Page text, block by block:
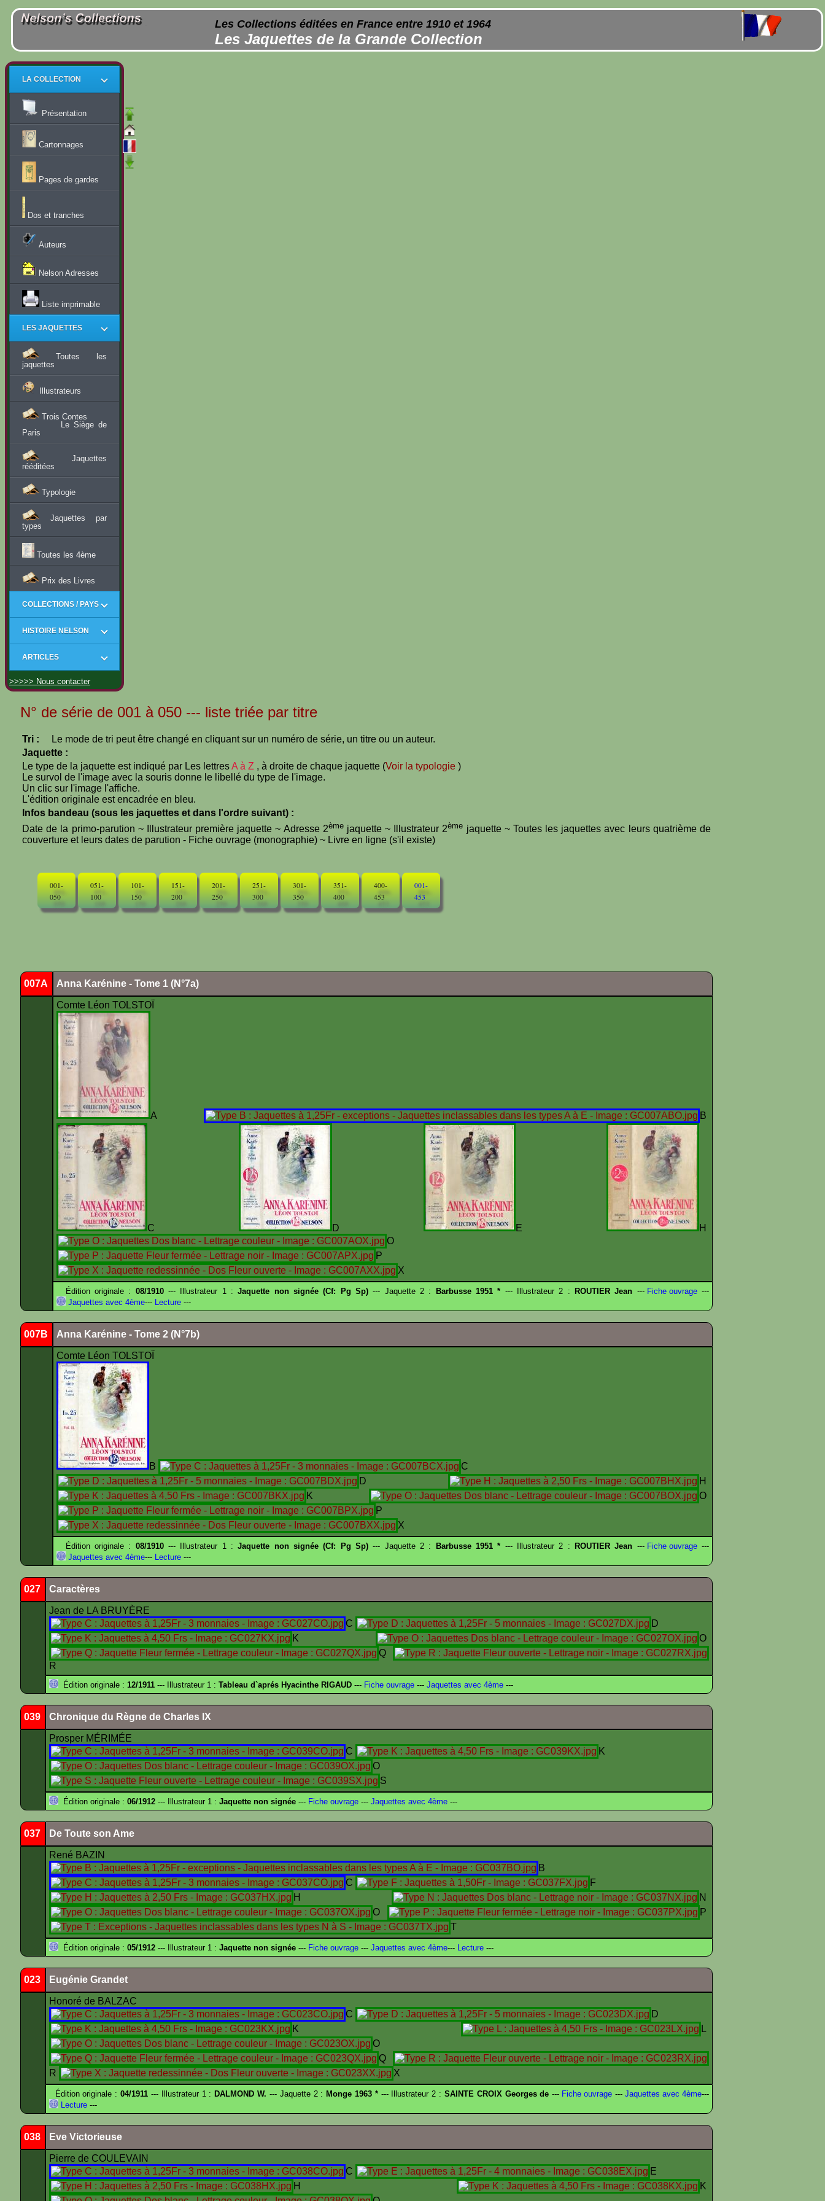
Les Collections éditées en France entre 1910 et 1964
Les Jaquettes de la Grande Collection
LA COLLECTION
Présentation
Cartonnages
Pages de gardes
Dos et tranches
Auteurs
Nelson Adresses
Liste imprimable
LES JAQUETTES
Toutes les
jaquettes
Illustrateurs
Trois Contes
Le Siège de
Paris
Jaquettes
rééditées
Typologie
Jaquettes par
types
Toutes les 4ème
Prix des Livres
COLLECTIONS / PAYS
HISTOIRE NELSON
ARTICLES
>>>>> Nous contacter
N° de série de 001 à 050 --- liste triée par titre
Tri :
Le mode de tri peut être changé en cliquant sur un numéro de série, un titre ou un auteur.
Jaquette :
Le type de la jaquette est indiqué par Les lettresA à Z , à droite de chaque jaquette (Voir la typologie )
Le survol de l'image avec la souris donne le libellé du type de l'image.
Un clic sur l'image l'affiche.
L'édition originale est encadrée en bleu.
Infos bandeau (sous les jaquettes et dans l'ordre suivant) :
Date de la primo-parution ~ Illustrateur première jaquette ~ Adresse 2èmejaquette ~ Illustrateur 2ème jaquette ~ Toutes les jaquettes avec leurs quatrième de
couverture et leurs dates de parution - Fiche ouvrage (monographie) ~ Livre en ligne (s'il existe)
001-
050
051-
100
101-
150
151-
200
201-
250
251-
300
301-
350
351-
400
400-
453
001-
453
007A Anna Karénine - Tome 1 (N°7a)
Comte Léon TOLSTOÏ
A B
C D E
H
O
P
X
Édition originale : 08/1910--- Illustrateur 1 :Jaquette non signée (Cf: Pg Sp) --- Jaquette 2 : Barbusse 1951 * --- Illustrateur 2 : ROUTIER Jean ---Fiche ouvrage---
Jaquettes avec 4ème--- Lecture ---
007B Anna Karénine - Tome 2 (N°7b)
Comte Léon TOLSTOÏ
B
C
D
H
K
O
P
X
Édition originale : 08/1910--- Illustrateur 1 :Jaquette non signée (Cf: Pg Sp) --- Jaquette 2 : Barbusse 1951 * --- Illustrateur 2 : ROUTIER Jean ---Fiche ouvrage---
Jaquettes avec 4ème--- Lecture ---
027 Caractères
Jean de LA BRUYÈRE
C
D
K
O
Q
R
Édition originale : 12/1911 --- Illustrateur 1 : Tableau d`aprés Hyacinthe RIGAUD --- Fiche ouvrage --- Jaquettes avec 4ème ---
039 Chronique du Règne de Charles IX
Prosper MÉRIMÉE
C
K
O
S
Édition originale : 06/1912 --- Illustrateur 1 : Jaquette non signée --- Fiche ouvrage --- Jaquettes avec 4ème ---
037 De Toute son Ame
René BAZIN
B
C
F
H
N
O
P
T
Édition originale : 05/1912 --- Illustrateur 1 : Jaquette non signée --- Fiche ouvrage --- Jaquettes avec 4ème--- Lecture ---
023 Eugénie Grandet
Honoré de BALZAC
C
D
K
L
O
Q
R
X
Édition originale :04/1911 --- Illustrateur 1 : DALMOND W. --- Jaquette 2 : Monge 1963 *--- Illustrateur 2 : SAINTE CROIX Georges de --- Fiche ouvrage --- Jaquettes avec 4ème---
Lecture ---
038 Eve Victorieuse
Pierre de COULEVAIN
C
E
H
K